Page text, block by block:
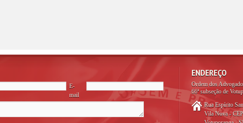
E-
mail
ENDEREÇO
Ordem dos
66ª subseção de
Rua Espírito
Vila Nova -